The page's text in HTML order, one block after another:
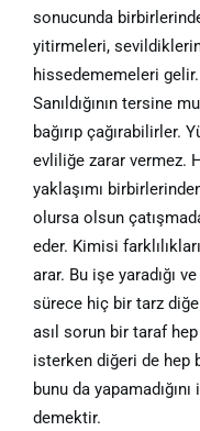
sonucunda
yitirmeleri,
hissedememeleri gelir.
Sanıldığının tersine
bağırıp çağırabilirler.
evliliğe zarar vermez.
yaklaşımı
olursa olsun
eder. Kimisi
arar. Bu işe yaradığı
sürece hiç bir tarz
asıl sorun bir taraf
isterken diğeri de hep
bunu da
demektir.